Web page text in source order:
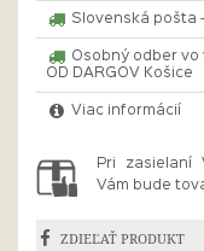
Slovenská pošta
Osobný odber vo
OD DARGOV Košice
Viac informácií
Pri zasielaní
Vám bude
ZDIEĽAŤ PRODUKT